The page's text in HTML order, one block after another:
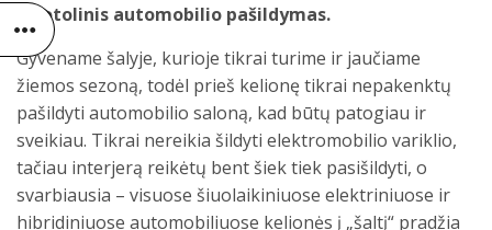
Nuotolinis automobilio pašildymas.
Gyvename šalyje, kurioje tikrai turime ir jaučiame
žiemos sezoną, todėl prieš kelionę tikrai nepakenktų
pašildyti automobilio saloną, kad būtų patogiau ir
sveikiau. Tikrai nereikia šildyti elektromobilio variklio,
tačiau interjerą reikėtų bent šiek tiek pasišildyti, o
svarbiausia – visuose šiuolaikiniuose elektriniuose ir
hibridiniuose automobiliuose kelionės į „šaltį“ pradžia